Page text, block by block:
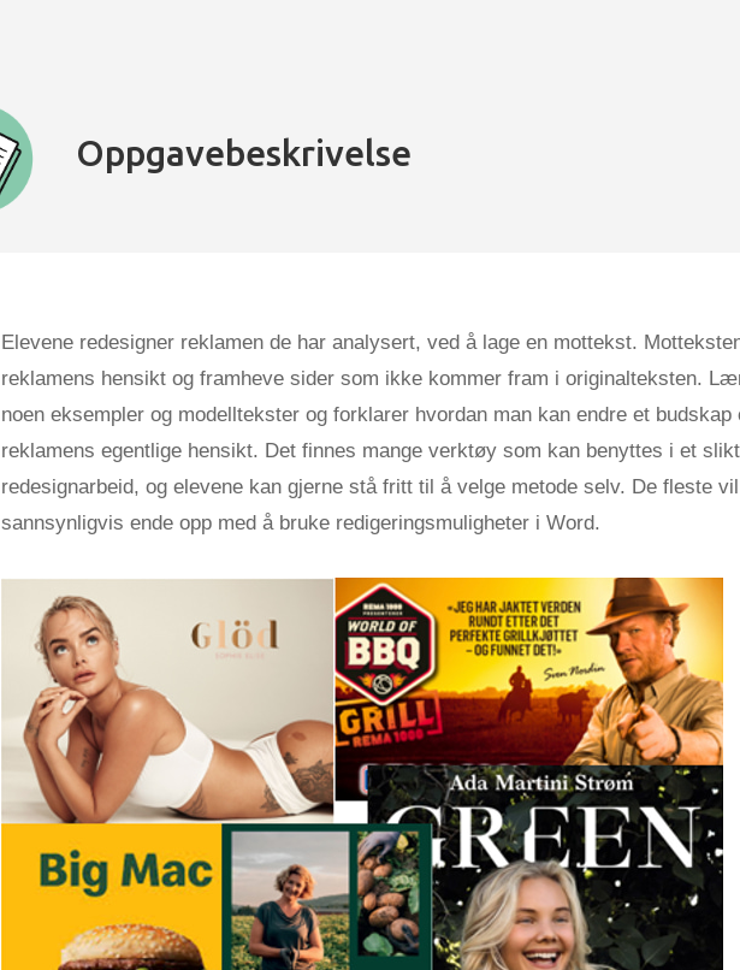
Oppgavebeskrivelse
Elevene redesigner reklamen de har analysert, ved å lage en mottekst.
reklamens hensikt og framheve sider som ikke kommer fram i originalteksten.
noen eksempler og modelltekster og forklarer hvordan man kan endre et
reklamens egentlige hensikt. Det finnes mange verktøy som kan benyttes i et slikt
redesignarbeid, og elevene kan gjerne stå fritt til å velge metode selv. De fleste vil
sannsynligvis ende opp med å bruke redigeringsmuligheter i Word.